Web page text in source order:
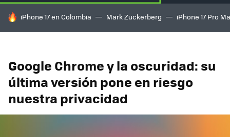
HOY SE HABLA DE
iPhone 17 en Colombia Mark Zuckerberg iPhone 17 Pro
Google Chrome y la oscuridad: su
última versión pone en riesgo
nuestra privacidad